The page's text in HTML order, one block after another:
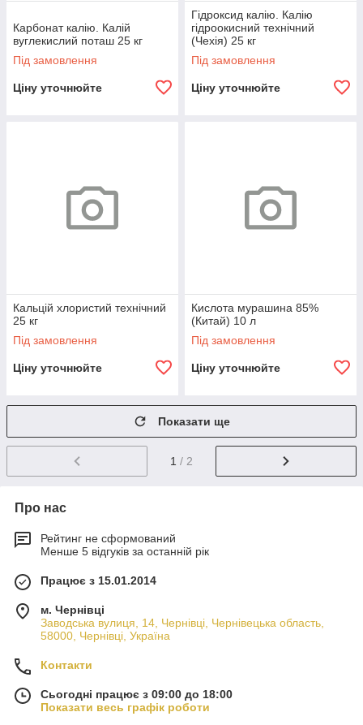
Карбонат калію. Калій
вуглекислий поташ 25 кг
Під замовлення
Ціну уточнюйте
Гідроксид калію. Калію
гідроокисний технічний
(Чехія) 25 кг
Під замовлення
Ціну уточнюйте
Кальцій хлористий технічний
25 кг
Під замовлення
Ціну уточнюйте
Кислота мурашина 85%
(Китай) 10 л
Під замовлення
Ціну уточнюйте
Показати ще
1 / 2
Про нас
Рейтинг не сформований
Менше 5 відгуків за останній рік
Працює з 15.01.2014
м. Чернівці
Заводська вулиця, 14, Чернівці, Чернівецька область,
58000, Чернівці, Україна
Контакти
Сьогодні працює з 09:00 до 18:00
Показати весь графік роботи